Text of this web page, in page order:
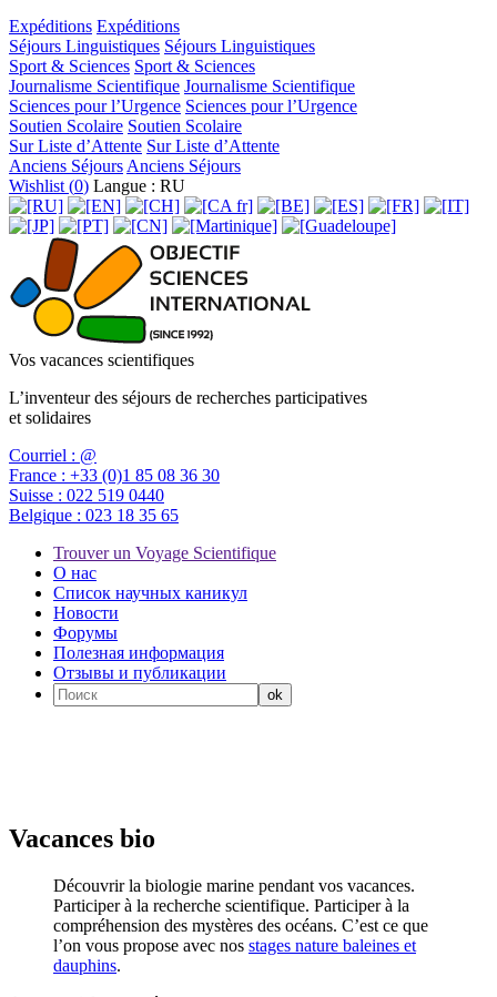
Expéditions Expéditions
Séjours Linguistiques Séjours Linguistiques
Sport & Sciences Sport & Sciences
Journalisme Scientifique Journalisme Scientifique
Sciences pour l’Urgence Sciences pour l’Urgence
Soutien Scolaire Soutien Scolaire
Sur Liste d’Attente Sur Liste d’Attente
Anciens SéjoursAnciens Séjours
Wishlist (0) Langue : RU
Vos vacances scientifiques
L’inventeur des séjours de recherches participatives
et solidaires
Courriel : @
France : +33 (0)1 85 08 36 30
Suisse : 022 519 0440
Belgique : 023 18 35 65
Trouver un Voyage Scientifique
О нас
Список научных каникул
Новости
Форумы
Полезная информация
Отзывы и публикации
Vacances bio
Découvrir la biologie marine pendant vos vacances.
Participer à la recherche scientifique. Participer à la
compréhension des mystères des océans. C’est ce que
l’on vous propose avec nos stages nature baleines et
dauphins.